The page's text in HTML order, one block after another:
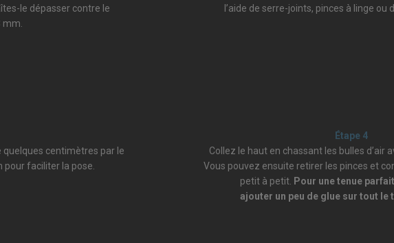
le dépasser contre le
l’aide de serre-joints, pinces à linge ou
centimètres par le
faciliter la pose.
Étape 4
Collez le haut en chassant les bulles d’air
Vous pouvez ensuite retirer les pinces et
petit à petit. Pour une tenue
ajouter un peu de glue sur tout le